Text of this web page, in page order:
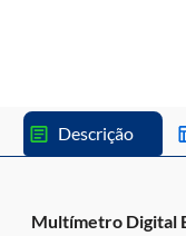
Descrição
Multímetro Digital